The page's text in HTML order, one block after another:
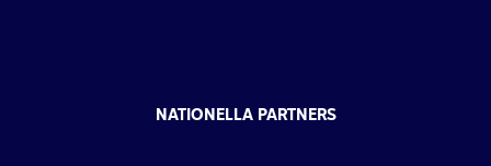
NATIONELLA PARTNERS